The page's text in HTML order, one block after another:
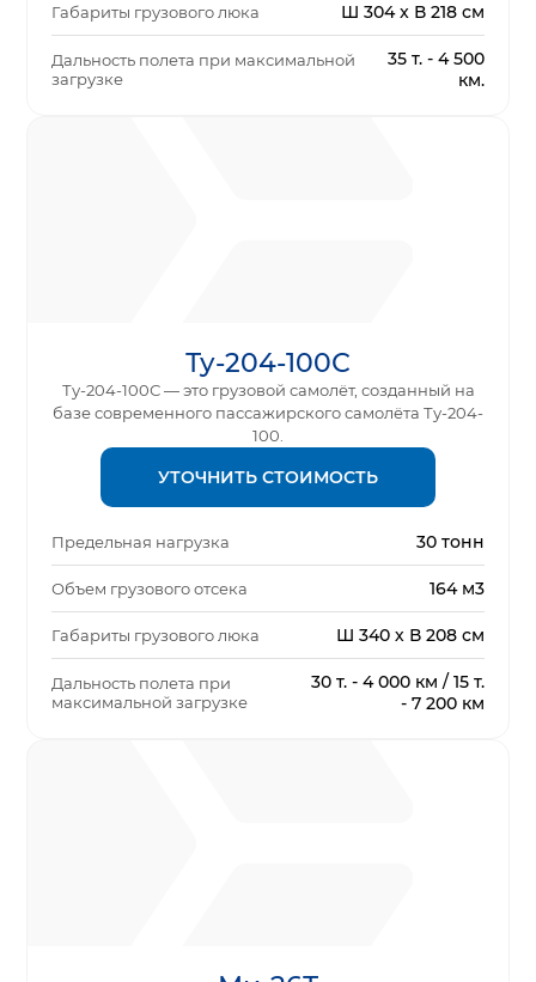
Габариты грузового люка Ш 304 x В 218 см
Дальность полета при максимальной
загрузке
35 т. - 4 500
км.
Ту-204-100С
Ту-204-100С — это грузовой самолёт, созданный на
базе современного пассажирского самолёта Ту-204-
100.
УТОЧНИТЬ СТОИМОСТЬ
Предельная нагрузка 30 тонн
Объем грузового отсека 164 м3
Габариты грузового люка Ш 340 х В 208 см
Дальность полета при
максимальной загрузке
30 т. - 4 000 км / 15 т.
- 7 200 км